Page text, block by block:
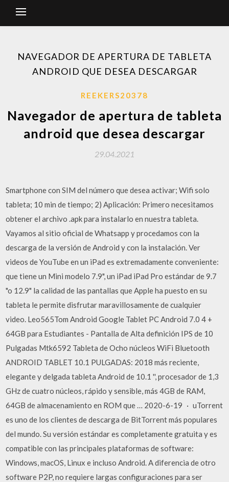
NAVEGADOR DE APERTURA DE TABLETA
ANDROID QUE DESEA DESCARGAR
REEKERS20378
Navegador de apertura de tableta
android que desea descargar
29.04.2021
Smartphone con SIM del número que desea activar; Wifi solo
tableta; 10 min de tiempo; 2) Aplicación: Primero necesitamos
obtener el archivo .apk para instalarlo en nuestra tableta.
Vayamos al sitio oficial de Whatsapp y procedamos con la
descarga de la versión de Android y con la instalación. Ver
videos de YouTube en un iPad es extremadamente conveniente:
que tiene un Mini modelo 7.9", un iPad iPad Pro estándar de 9.7
"o 12.9" la calidad de las pantallas que Apple ha puesto en su
tableta le permite disfrutar maravillosamente de cualquier
video. Leo565Tom Android Google Tablet PC Android 7.0 4 +
64GB para Estudiantes - Pantalla de Alta definición IPS de 10
Pulgadas Mtk6592 Tableta de Ocho núcleos WiFi Bluetooth
ANDROID TABLET 10.1 PULGADAS: 2018 más reciente,
elegante y delgada tableta Android de 10.1 '', procesador de 1,3
GHz de cuatro núcleos, rápido y sensible, más 4GB de RAM,
64GB de almacenamiento en ROM que … 2020-6-19 · uTorrent
es uno de los clientes de descarga de BitTorrent más populares
del mundo. Su versión estándar es completamente gratuita y es
compatible con las principales plataformas de software:
Windows, macOS, Linux e incluso Android. A diferencia de otro
software P2P, no requiere largas configuraciones para ser